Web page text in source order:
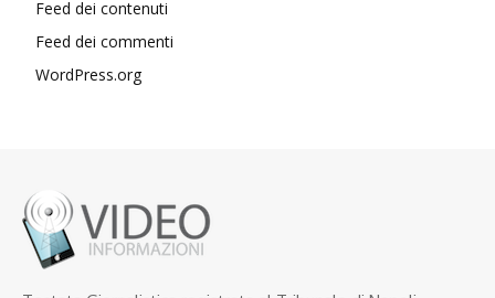
Feed dei contenuti
Feed dei commenti
WordPress.org